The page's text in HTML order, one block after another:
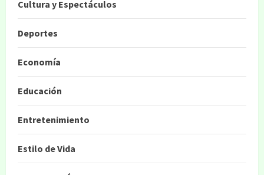
Cultura y Espectáculos
Deportes
Economía
Educación
Entretenimiento
Estilo de Vida